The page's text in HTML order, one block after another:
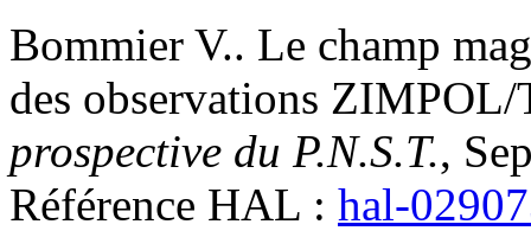
Bommier V.. Le champ
des observations
prospective du P.N.S.T.,
Référence HAL : hal-